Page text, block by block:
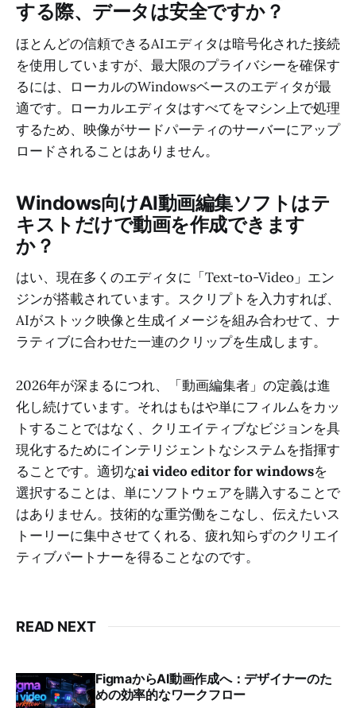
する際、データは安全ですか？
ほとんどの信頼できるAIエディタは暗号化された接続
を使用していますが、最大限のプライバシーを確保す
るには、ローカルのWindowsベースのエディタが最
適です。ローカルエディタはすべてをマシン上で処理
するため、映像がサードパーティのサーバーにアップ
ロードされることはありません。
Windows向けAI動画編集ソフトはテ
キストだけで動画を作成できます
か？
はい、現在多くのエディタに「Text-to-Video」エン
ジンが搭載されています。スクリプトを入力すれば、
AIがストック映像と生成イメージを組み合わせて、ナ
ラティブに合わせた一連のクリップを生成します。
2026年が深まるにつれ、「動画編集者」の定義は進
化し続けています。それはもはや単にフィルムをカッ
トすることではなく、クリエイティブなビジョンを具
現化するためにインテリジェントなシステムを指揮す
ることです。適切なai video editor for windowsを
選択することは、単にソフトウェアを購入することで
はありません。技術的な重労働をこなし、伝えたいス
トーリーに集中させてくれる、疲れ知らずのクリエイ
ティブパートナーを得ることなのです。
READ NEXT
FigmaからAI動画作成へ：デザイナーのた
めの効率的なワークフロー